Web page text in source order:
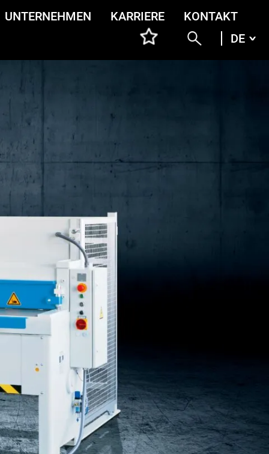
UNTERNEHMEN KARRIERE
KONTAKT
DE